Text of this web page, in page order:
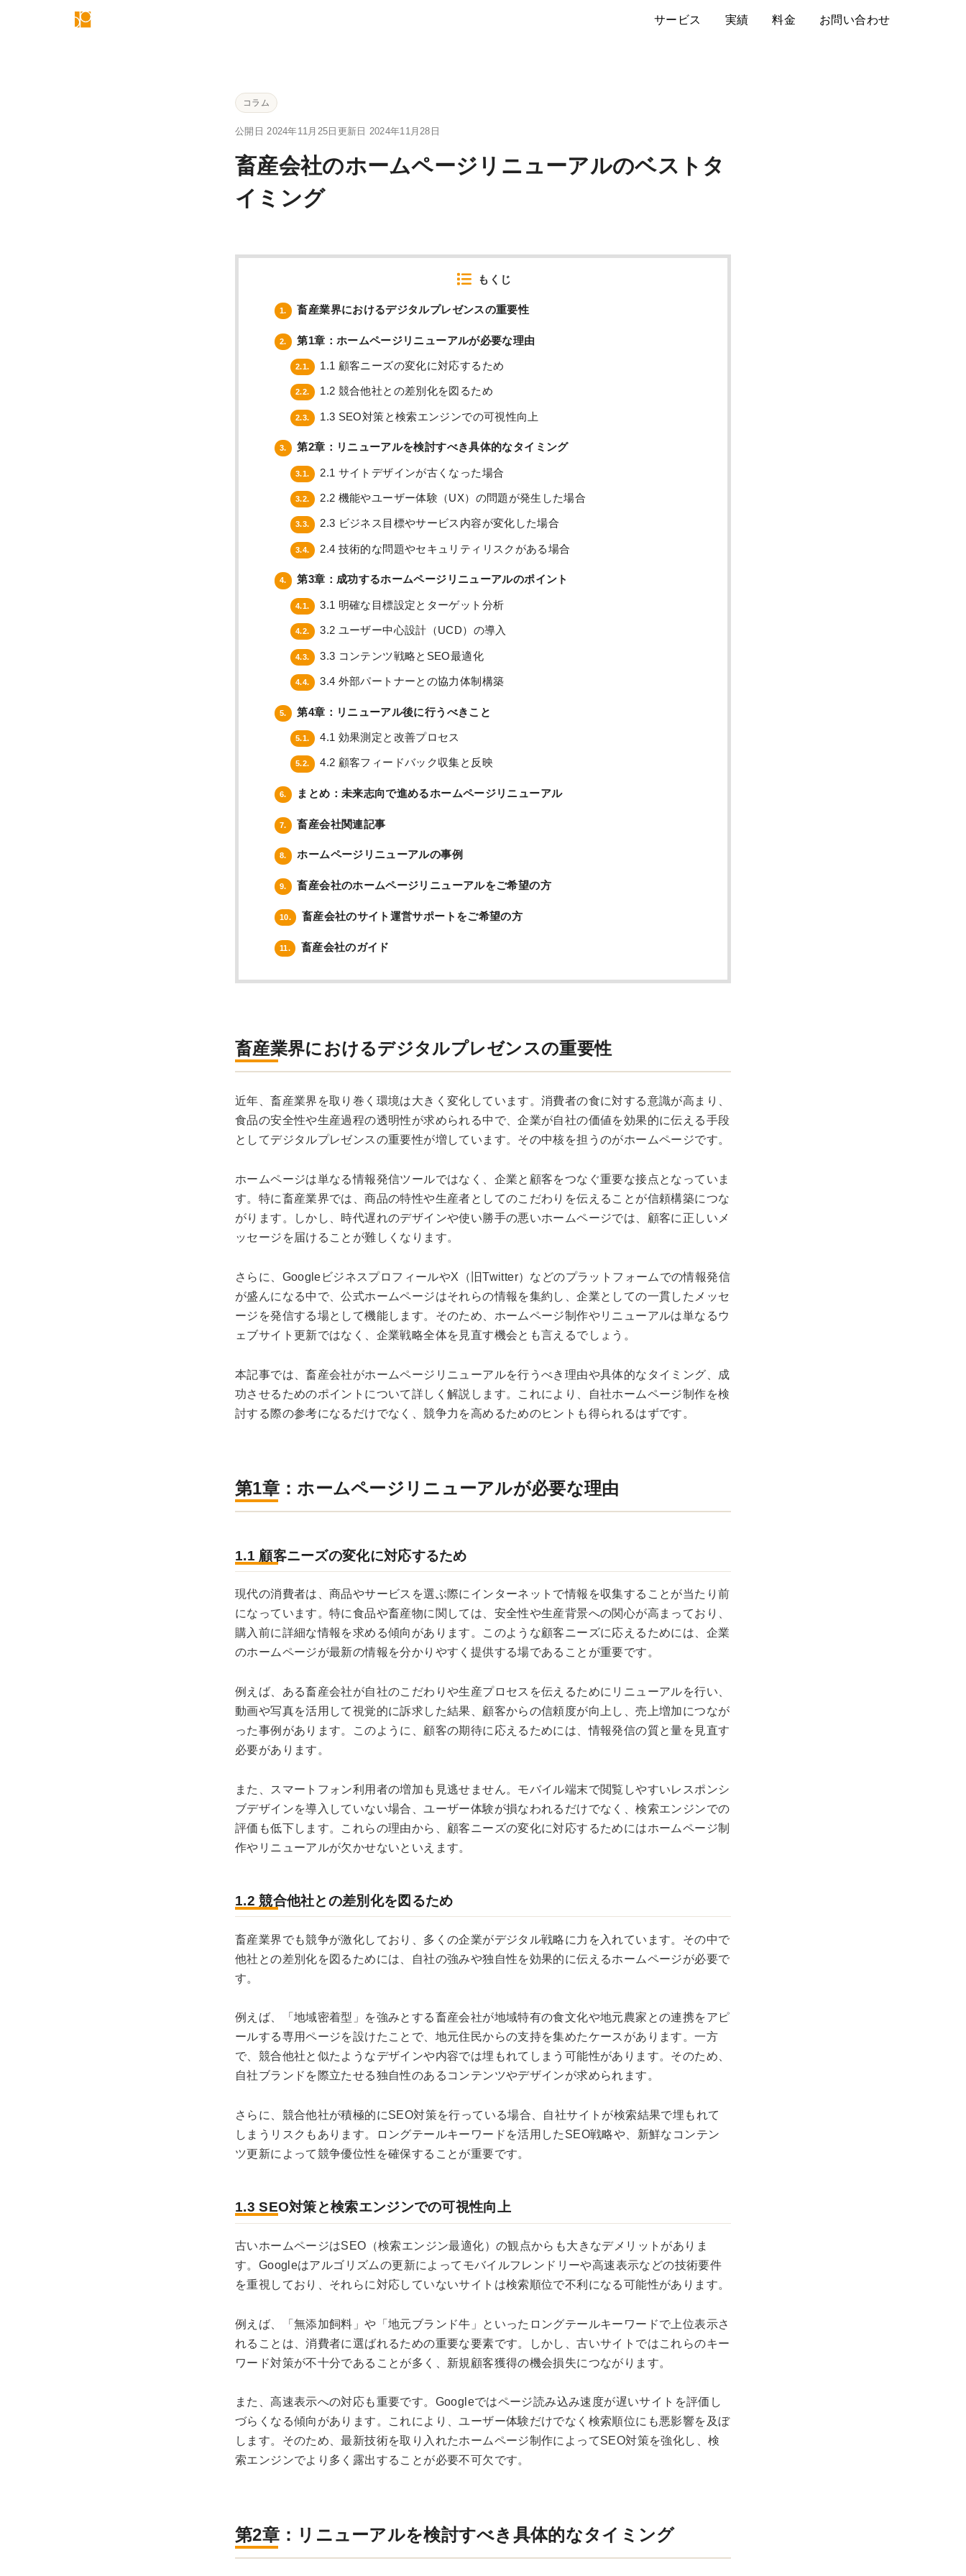
サービス 実績 料金 お問い合わせ
コラム
公開日 2024年11月25日 更新日 2024年11月28日
畜産会社のホームページリニューアルのベストタ
イミング
もくじ
1. 畜産業界におけるデジタルプレゼンスの重要性
2. 第1章：ホームページリニューアルが必要な理由
2.1. 1.1 顧客ニーズの変化に対応するため
2.2. 1.2 競合他社との差別化を図るため
2.3. 1.3 SEO対策と検索エンジンでの可視性向上
3. 第2章：リニューアルを検討すべき具体的なタイミング
3.1. 2.1 サイトデザインが古くなった場合
3.2. 2.2 機能やユーザー体験（UX）の問題が発生した場合
3.3. 2.3 ビジネス目標やサービス内容が変化した場合
3.4. 2.4 技術的な問題やセキュリティリスクがある場合
4. 第3章：成功するホームページリニューアルのポイント
4.1. 3.1 明確な目標設定とターゲット分析
4.2. 3.2 ユーザー中心設計（UCD）の導入
4.3. 3.3 コンテンツ戦略とSEO最適化
4.4. 3.4 外部パートナーとの協力体制構築
5. 第4章：リニューアル後に行うべきこと
5.1. 4.1 効果測定と改善プロセス
5.2. 4.2 顧客フィードバック収集と反映
6. まとめ：未来志向で進めるホームページリニューアル
7. 畜産会社関連記事
8. ホームページリニューアルの事例
9. 畜産会社のホームページリニューアルをご希望の方
10. 畜産会社のサイト運営サポートをご希望の方
11. 畜産会社のガイド
畜産業界におけるデジタルプレゼンスの重要性
近年、畜産業界を取り巻く環境は大きく変化しています。消費者の食に対する意識が高まり、
食品の安全性や生産過程の透明性が求められる中で、企業が自社の価値を効果的に伝える手段
としてデジタルプレゼンスの重要性が増しています。その中核を担うのがホームページです。
ホームページは単なる情報発信ツールではなく、企業と顧客をつなぐ重要な接点となっていま
す。特に畜産業界では、商品の特性や生産者としてのこだわりを伝えることが信頼構築につな
がります。しかし、時代遅れのデザインや使い勝手の悪いホームページでは、顧客に正しいメ
ッセージを届けることが難しくなります。
さらに、GoogleビジネスプロフィールやX（旧Twitter）などのプラットフォームでの情報発信
が盛んになる中で、公式ホームページはそれらの情報を集約し、企業としての一貫したメッセ
ージを発信する場として機能します。そのため、ホームページ制作やリニューアルは単なるウ
ェブサイト更新ではなく、企業戦略全体を見直す機会とも言えるでしょう。
本記事では、畜産会社がホームページリニューアルを行うべき理由や具体的なタイミング、成
功させるためのポイントについて詳しく解説します。これにより、自社ホームページ制作を検
討する際の参考になるだけでなく、競争力を高めるためのヒントも得られるはずです。
第1章：ホームページリニューアルが必要な理由
1.1 顧客ニーズの変化に対応するため
現代の消費者は、商品やサービスを選ぶ際にインターネットで情報を収集することが当たり前
になっています。特に食品や畜産物に関しては、安全性や生産背景への関心が高まっており、
購入前に詳細な情報を求める傾向があります。このような顧客ニーズに応えるためには、企業
のホームページが最新の情報を分かりやすく提供する場であることが重要です。
例えば、ある畜産会社が自社のこだわりや生産プロセスを伝えるためにリニューアルを行い、
動画や写真を活用して視覚的に訴求した結果、顧客からの信頼度が向上し、売上増加につなが
った事例があります。このように、顧客の期待に応えるためには、情報発信の質と量を見直す
必要があります。
また、スマートフォン利用者の増加も見逃せません。モバイル端末で閲覧しやすいレスポンシ
ブデザインを導入していない場合、ユーザー体験が損なわれるだけでなく、検索エンジンでの
評価も低下します。これらの理由から、顧客ニーズの変化に対応するためにはホームページ制
作やリニューアルが欠かせないといえます。
1.2 競合他社との差別化を図るため
畜産業界でも競争が激化しており、多くの企業がデジタル戦略に力を入れています。その中で
他社との差別化を図るためには、自社の強みや独自性を効果的に伝えるホームページが必要で
す。
例えば、「地域密着型」を強みとする畜産会社が地域特有の食文化や地元農家との連携をアピ
ールする専用ページを設けたことで、地元住民からの支持を集めたケースがあります。一方
で、競合他社と似たようなデザインや内容では埋もれてしまう可能性があります。そのため、
自社ブランドを際立たせる独自性のあるコンテンツやデザインが求められます。
さらに、競合他社が積極的にSEO対策を行っている場合、自社サイトが検索結果で埋もれて
しまうリスクもあります。ロングテールキーワードを活用したSEO戦略や、新鮮なコンテン
ツ更新によって競争優位性を確保することが重要です。
1.3 SEO対策と検索エンジンでの可視性向上
古いホームページはSEO（検索エンジン最適化）の観点からも大きなデメリットがありま
す。Googleはアルゴリズムの更新によってモバイルフレンドリーや高速表示などの技術要件
を重視しており、それらに対応していないサイトは検索順位で不利になる可能性があります。
例えば、「無添加飼料」や「地元ブランド牛」といったロングテールキーワードで上位表示さ
れることは、消費者に選ばれるための重要な要素です。しかし、古いサイトではこれらのキー
ワード対策が不十分であることが多く、新規顧客獲得の機会損失につながります。
また、高速表示への対応も重要です。Googleではページ読み込み速度が遅いサイトを評価し
づらくなる傾向があります。これにより、ユーザー体験だけでなく検索順位にも悪影響を及ぼ
します。そのため、最新技術を取り入れたホームページ制作によってSEO対策を強化し、検
索エンジンでより多く露出することが必要不可欠です。
第2章：リニューアルを検討すべき具体的なタイミング